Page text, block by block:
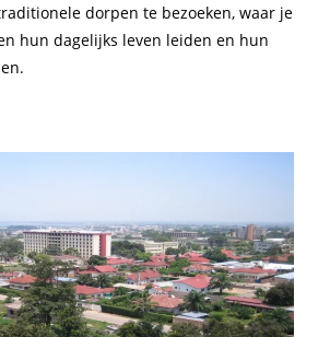
dorpen te bezoeken, waar je
hun dagelijks leven leiden en hun